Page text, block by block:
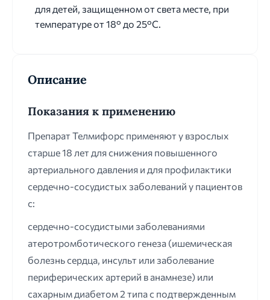
для детей, защищенном от света месте, при
температуре от 18° до 25°C.
Описание
Показания к применению
Препарат Телмифорс применяют у взрослых
старше 18 лет для снижения повышенного
артериального давления и для профилактики
сердечно-сосудистых заболеваний у пациентов
с:
сердечно-сосудистыми заболеваниями
атеротромботического генеза (ишемическая
болезнь сердца, инсульт или заболевание
периферических артерий в анамнезе) или
сахарным диабетом 2 типа с подтвержденным